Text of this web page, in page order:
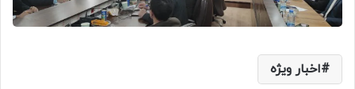
اخبار ویژه